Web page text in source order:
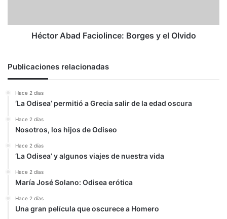
Héctor Abad Faciolince: Borges y el Olvido
Publicaciones relacionadas
Hace 2 días
‘La Odisea’ permitió a Grecia salir de la edad oscura
Hace 2 días
Nosotros, los hijos de Odiseo
Hace 2 días
‘La Odisea’ y algunos viajes de nuestra vida
Hace 2 días
María José Solano: Odisea erótica
Hace 2 días
Una gran película que oscurece a Homero